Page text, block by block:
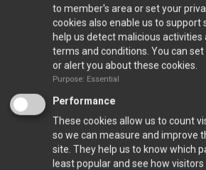
λιμανιού στο Βασιλικό, στο
πρόταση χαμηλού κόστους από
για μετατροπή του λιμανιού της
πολλαπλής χρήσης λιμάνι, σε
μηνών, προσεγγίζοντας, μάλιστα,
του λιμανιού της Λεμεσού.
«Άξιον απορίας, λοιπόν, γιατί η
το πράσινο φως για υλοποίηση της
συμφέρουσας πρότασης της Αρχής
to member's area or set your
cookies also enable us to
help us detect malicious
terms and conditions. You can
or alert you about these cookies.
Purpose: Essential
Performance
These cookies allow us to count
so we can measure and improve
site. They help us to know which
least popular and see how